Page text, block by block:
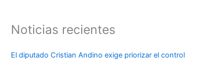
Noticias recientes
El diputado Cristian Andino exige priorizar el control